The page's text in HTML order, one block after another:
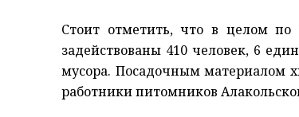
Стоит отметить, что в целом
задействованы 410 человек, 6
мусора. Посадочным материалом
работники питомников